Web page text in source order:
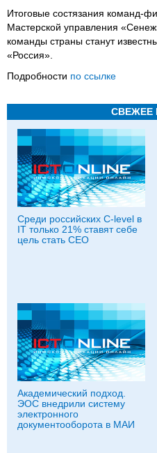
Итоговые состязания команд-
Мастерской управления
команды страны станут
«Россия».
Подробности по ссылке
СВЕЖЕЕ
Среди российских C-level в
IT только 21% ставят себе
цель стать CEO
Академический подход.
ЭОС внедрили систему
электронного
документооборота в МАИ